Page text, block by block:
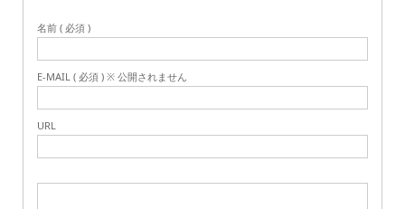
名前 ( 必須 )
E-MAIL ( 必須 ) ※ 公開されません
URL